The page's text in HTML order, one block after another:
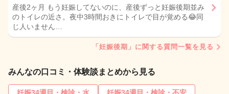
産後2ヶ月 もう妊娠してないのに、産後ずっと妊娠後期並み
のトイレの近さ。夜中3時間おきにトイレで目が覚める😂同
じ人いません…
「妊娠後期」に関する質問一覧を見る
みんなの口コミ・体験談まとめから見る